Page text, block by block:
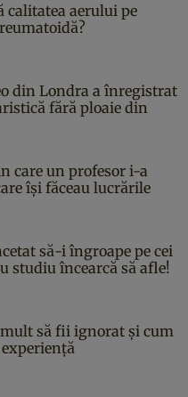
calitatea aerului pe
din Londra a înregistrat
fără ploaie din
care un profesor i-a
își făceau lucrările
să-i îngroape pe cei
studiu încearcă să afle!
mult să fii ignorat și cum